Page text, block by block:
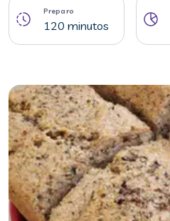
Preparo
120 minutos